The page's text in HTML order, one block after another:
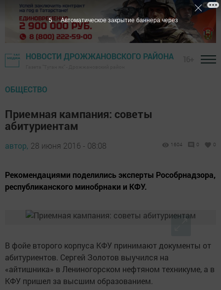
НОВОСТИ ДРОЖЖАНОВСКОГО РАЙОНА
ОБЩЕСТВО
Приемная кампания: советы
абитуриентам
автор, 28 июня 2016 - 08:08 1604 0 0
Рекомендациями поделились эксперты Рособрнадзора,
республиканского минобрнаки и КФУ.
В фойе второго корпуса КФУ принимают документы от
абитуриентов. Сергей Золотов выучился на
«айтишника» в Лениногорском нефтяном техникуме, а в
КФУ пришел за высшим образованием.
4 Автоматическое закрытие баннера через